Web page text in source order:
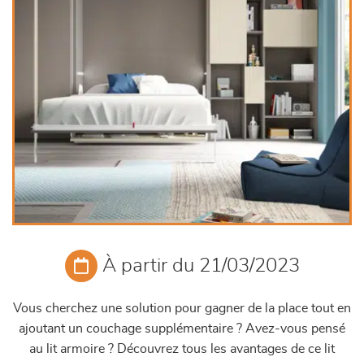
À partir du 21/03/2023
Vous cherchez une solution pour gagner de la place tout en
ajoutant un couchage supplémentaire ? Avez-vous pensé
au lit armoire ? Découvrez tous les avantages de ce lit